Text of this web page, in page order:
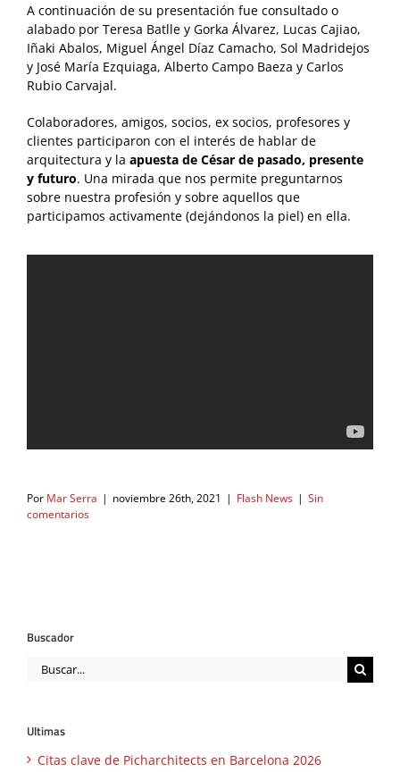
A continuación de su presentación fue consultado o
alabado por Teresa Batlle y Gorka Álvarez, Lucas Cajiao,
Iñaki Abalos, Miguel Ángel Díaz Camacho, Sol Madridejos
y José María Ezquiaga, Alberto Campo Baeza y Carlos
Rubio Carvajal.
Colaboradores, amigos, socios, ex socios, profesores y
clientes participaron con el interés de hablar de
arquitectura y la apuesta de César de pasado, presente
y futuro. Una mirada que nos permite preguntarnos
sobre nuestra profesión y sobre aquellos que
participamos activamente (dejándonos la piel) en ella.
Por Mar Serra | noviembre 26th, 2021 | Flash News | Sin
comentarios
Buscador
Buscar:
Ultimas
Citas clave de Picharchitects en Barcelona 2026